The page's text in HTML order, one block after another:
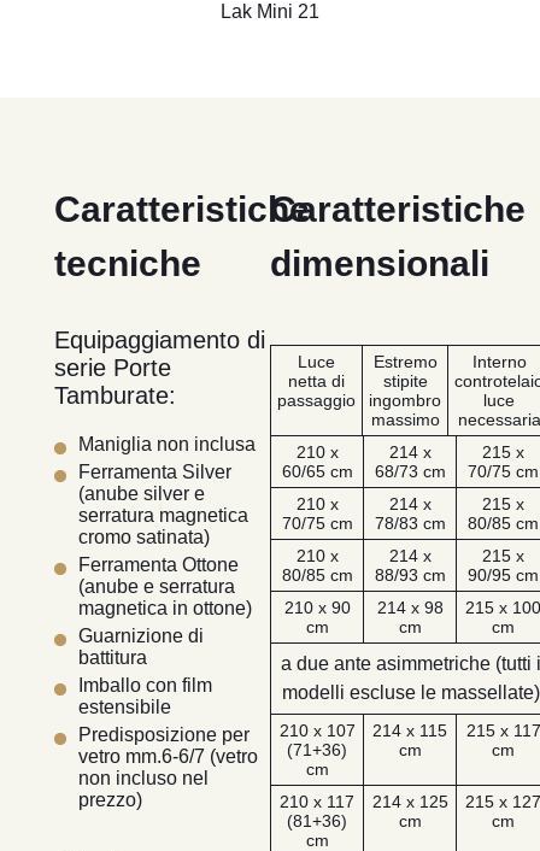
Lak Mini 21
Caratteristiche
dimensionali
Luce
netta di
passaggio
Estremo
stipite
ingombro
massimo
Interno
luce
necessaria
210 x
60/65 cm
214 x
68/73 cm
215 x
70/75 cm
210 x
70/75 cm
214 x
78/83 cm
215 x
80/85 cm
210 x
80/85 cm
214 x
88/93 cm
215 x
90/95 cm
210 x 90
cm
214 x 98
cm
215 x
cm
a due ante asimmetriche (tutti i
modelli escluse le massellate)
210 x 107
(71+36)
cm
214 x 115
cm
215 x 117
cm
210 x 117
(81+36)
cm
214 x 125
cm
215 x
cm
Caratteristiche
tecniche
Equipaggiamento di
serie Porte
Tamburate:
Maniglia non inclusa
Ferramenta Silver
(anube silver e
serratura magnetica
cromo satinata)
Ferramenta Ottone
(anube e serratura
magnetica in ottone)
Guarnizione di
battitura
Imballo con film
estensibile
Predisposizione per
vetro mm.6-6/7 (vetro
non incluso nel
prezzo)